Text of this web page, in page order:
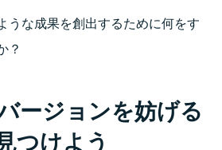
うな成果を創出するために何をす
？
ージョンを妨げる
つけよう